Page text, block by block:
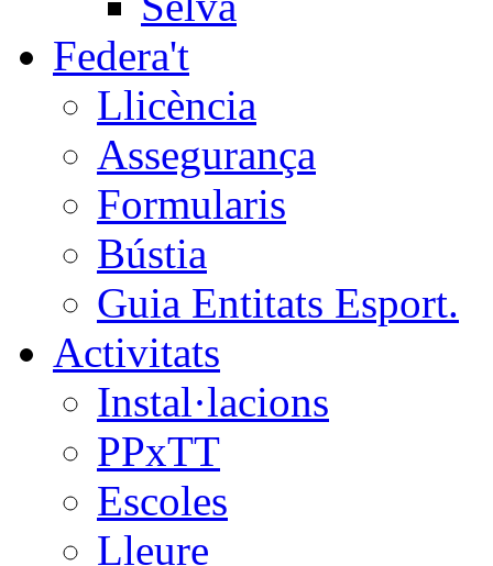
Federa't
Llicència
Assegurança
Formularis
Bústia
Guia Entitats Esport.
Activitats
Instal·lacions
PPxTT
Escoles
Lleure